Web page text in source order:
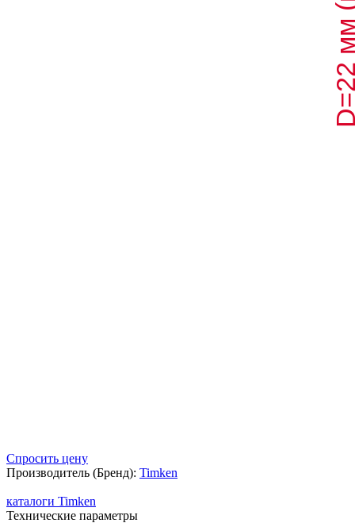
Спросить цену
Производитель (Бренд): Timken
каталоги Timken
Технические параметры